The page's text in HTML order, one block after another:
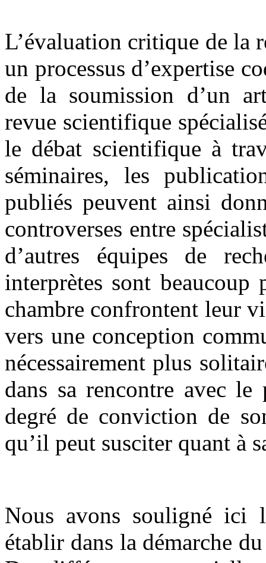
L’évaluation critique de la
un processus d’expertise
de la soumission d’un
revue scientifique
le débat scientifique à
séminaires, les
publiés peuvent ainsi
controverses entre
d’autres équipes de
interprètes sont
chambre confrontent leur
vers une conception
nécessairement plus
dans sa rencontre avec
degré de conviction de
qu’il peut susciter quant à
Nous avons souligné ici
établir dans la démarche